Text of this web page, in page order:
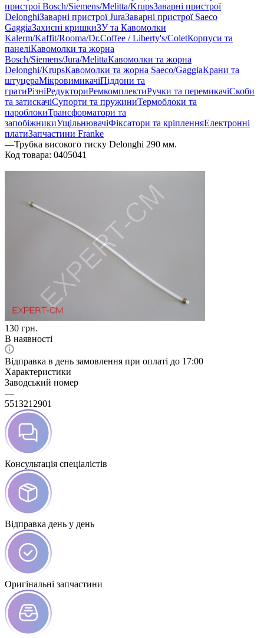
пристрої Bosch/Siemens/Melitta/KrupsЗаварні пристрої
DelonghiЗаварні пристрої JuraЗаварні пристрої Saeco
GaggiaЗахисні кришкиЗУ та Кавомолки
Kalerm/Kaffit/Rooma/Dr.Coffee / Liberty's/ColetКорпуси та
панеліКавомолки та жорна
Bosch/Siemens/Jura/MelittaКавомолки та жорна
Delonghi/KrupsКавомолки та жорна Saeco/GaggiaКрани та
штуцераМікровимикачіПіддони та
гратиРізніРедукториРемкомплектиРучки та перемикачіСкоби
та затискачіСупорти та пружиниТермоблоки та
пароблокиТрансформатори та
запобіжникиУщільнювачіФіксатори та кріпленняЕлектронні
платиЗапчастини Franke
—Трубка високого тиску Delonghi 290 мм.
Код товара: 0405041
130 грн.
В наявності
Відправка в день замовлення при оплаті до 17:00
Характеристики
Заводський номер
—
5513212901
Консультація спеціалістів
Відправка день у день
Оригінальні запчастини